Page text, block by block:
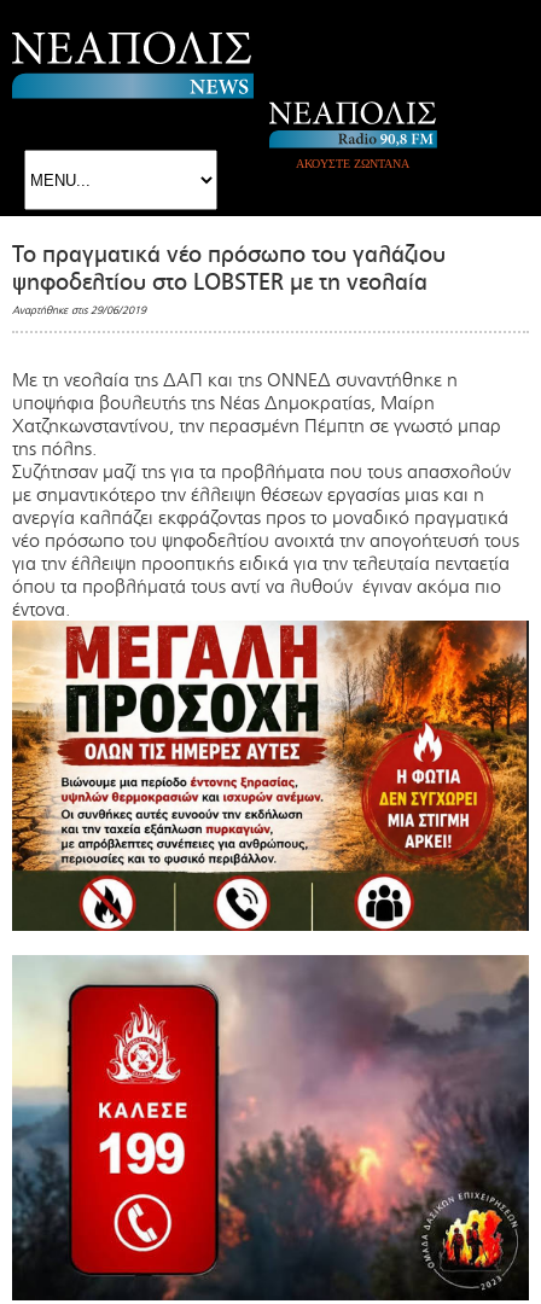
ΑΚΟΥΣΤΕ ΖΩΝΤΑΝΑ
Το πραγματικά νέο πρόσωπο του γαλάζιου
ψηφοδελτίου στο LOBSTER με τη νεολαία
Αναρτήθηκε στις 29/06/2019
Με τη νεολαία της ΔΑΠ και της ΟΝΝΕΔ συναντήθηκε η
υποψήφια βουλευτής της Νέας Δημοκρατίας, Μαίρη
Χατζηκωνσταντίνου, την περασμένη Πέμπτη σε γνωστό μπαρ
της πόλης.
Συζήτησαν μαζί της για τα προβλήματα που τους απασχολούν
με σημαντικότερο την έλλειψη θέσεων εργασίας μιας και η
ανεργία καλπάζει εκφράζοντας προς το μοναδικό πραγματικά
νέο πρόσωπο του ψηφοδελτίου ανοιχτά την απογοήτευσή τους
για την έλλειψη προοπτικής ειδικά για την τελευταία πενταετία
όπου τα προβλήματά τους αντί να λυθούν έγιναν ακόμα πιο
έντονα.